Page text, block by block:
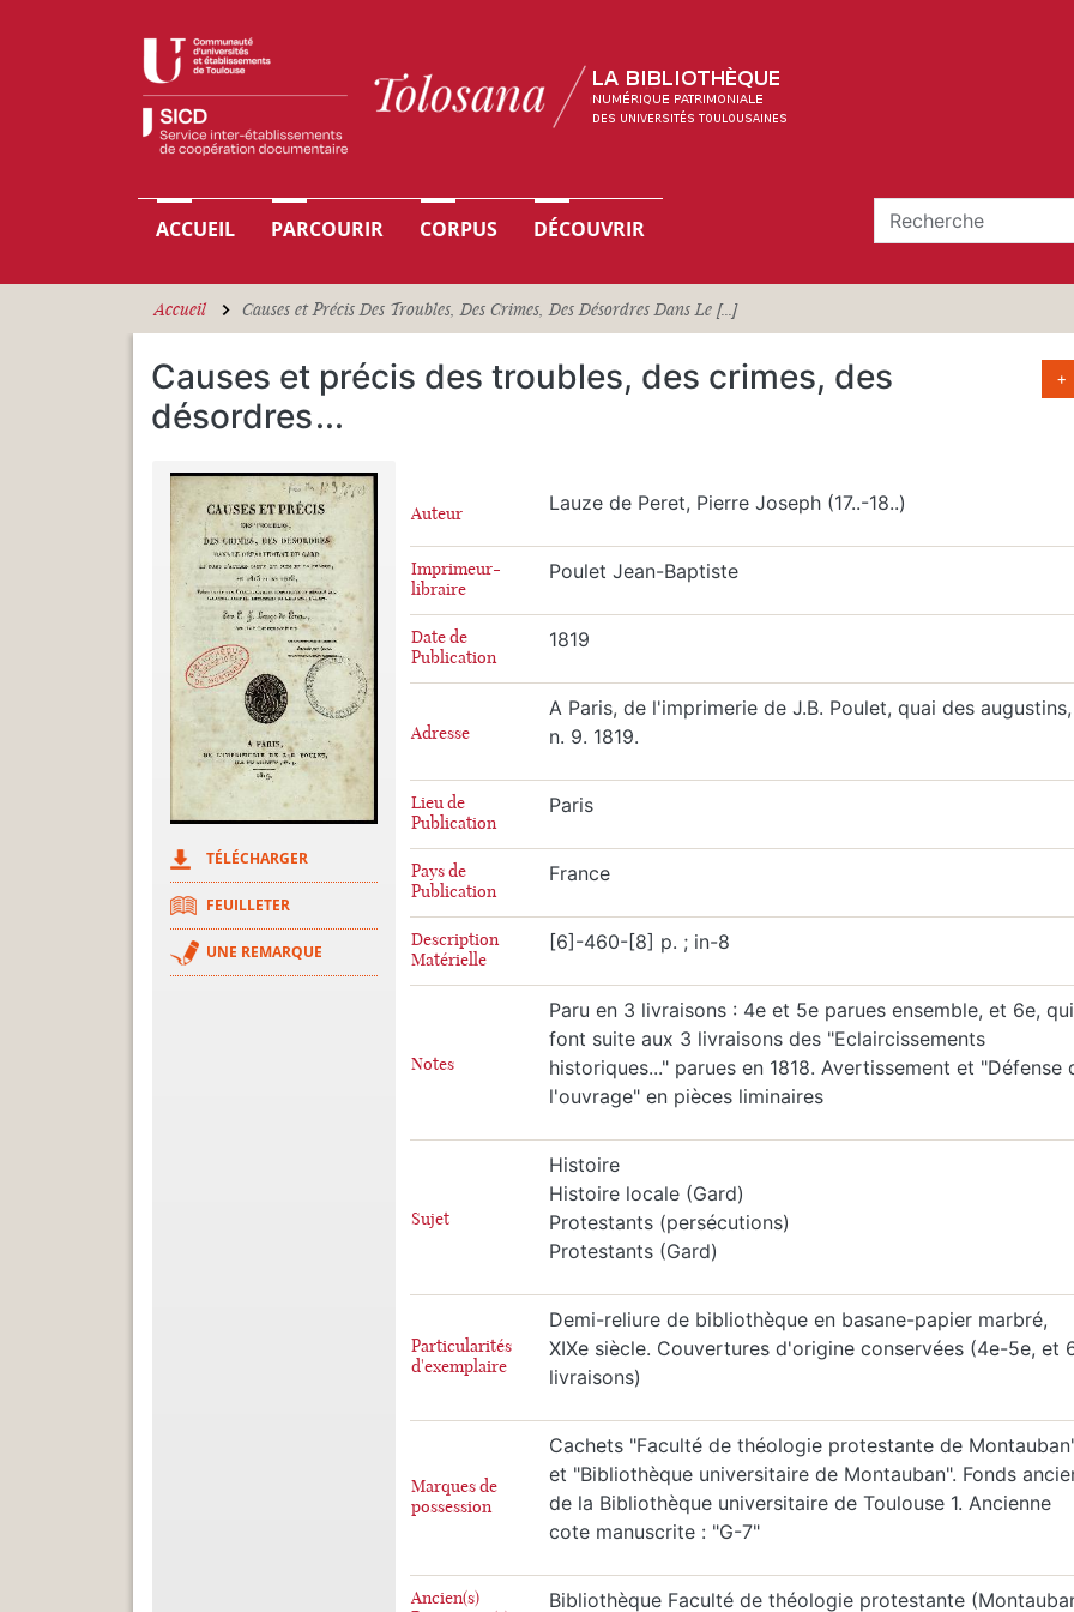
Navigation principale
ACCUEIL PARCOURIR CORPUS DÉCOUVRIR
Accueil Causes et Précis Des Troubles, Des Crimes, Des Désordres Dans Le [...]
Causes et précis des troubles, des crimes, des
désordres...
+
TÉLÉCHARGER
FEUILLETER
UNE REMARQUE
Auteur Lauze de Peret, Pierre Joseph (17..-18..)
Imprimeur-
libraire
Poulet Jean-Baptiste
Date de
Publication
1819
Adresse
A Paris, de l'imprimerie de J.B. Poulet, quai des augustins,
n. 9. 1819.
Lieu de
Publication
Paris
Pays de
Publication
France
Description
Matérielle
[6]-460-[8] p. ; in-8
Notes
Paru en 3 livraisons : 4e et 5e parues ensemble, et 6e, qui
font suite aux 3 livraisons des "Eclaircissements
historiques..." parues en 1818. Avertissement et "Défense
l'ouvrage" en pièces liminaires
Sujet
Histoire
Histoire locale (Gard)
Protestants (persécutions)
Protestants (Gard)
Particularités
d'exemplaire
Demi-reliure de bibliothèque en basane-papier marbré,
XIXe siècle. Couvertures d'origine conservées (4e-5e, et
livraisons)
Marques de
possession
Cachets "Faculté de théologie protestante de
et "Bibliothèque universitaire de Montauban". Fonds
de la Bibliothèque universitaire de Toulouse 1. Ancienne
cote manuscrite : "G-7"
Ancien(s)
Bibliothèque Faculté de théologie protestante